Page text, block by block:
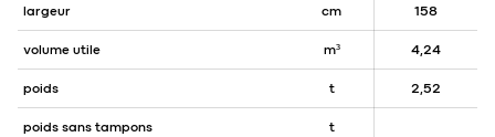
largeur cm 158
volume utile m³ 4,24
poids t 2,52
poids sans tampons t